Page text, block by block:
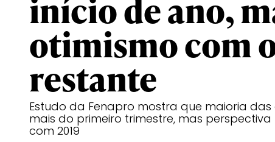
início de ano,
otimismo com
restante
Estudo da Fenapro mostra que maioria
mais do primeiro trimestre, mas
com 2019